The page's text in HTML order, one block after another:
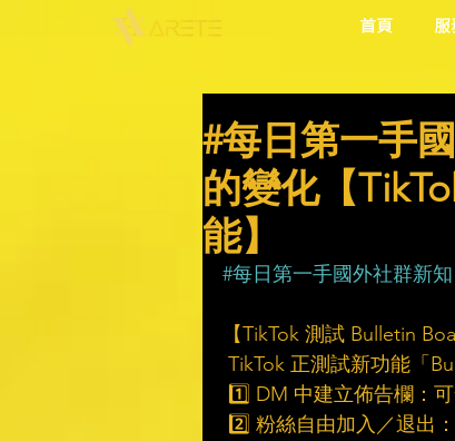
首頁 服
#每日第一手
的變化【
能】
#每日第一手國外社群新知
【TikTok 測試 Bulletin
TikTok 正測試新功能「
1️⃣ DM 中建立佈告欄：
2️⃣ 粉絲自由加入／退出